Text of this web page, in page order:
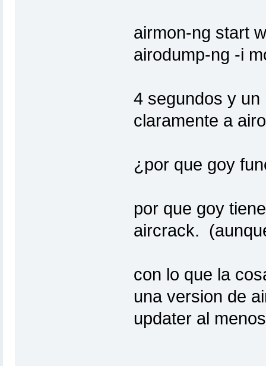
airmon-ng start
airodump-ng -i
4 segundos y
claramente a
¿por que goy
por que goy
aircrack.
con lo que la
una version de
updater al